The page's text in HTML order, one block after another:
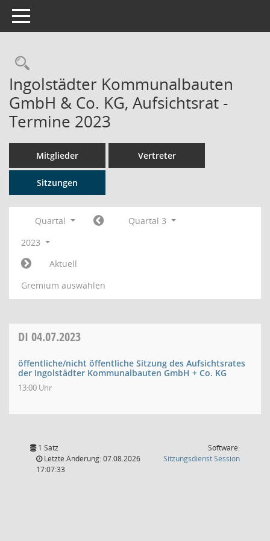
Toggle navigation
Rechercheauswahl
Ingolstädter Kommunalbauten
GmbH & Co. KG, Aufsichtsrat -
Termine 2023
Mitglieder Vertreter
Sitzungen
Quartal
Quartal 3
2023
Aktuell
Gremium auswählen
DI 04.07.2023
öffentliche/nicht öffentliche Sitzung des Aufsichtsrates
der Ingolstädter Kommunalbauten GmbH + Co. KG
13:00 Uhr
1 Satz
Letzte Änderung: 07.08.2026
17:07:33
Software:
SitzungsdienstSession(Wird in